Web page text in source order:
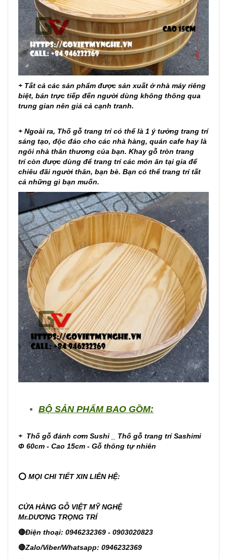
+ Tất cả các sản phẩm được sản xuất ở nhà máy riêng
biệt, bán trực tiếp đến người dùng không thông qua
trung gian nên giá cả cạnh tranh.
+ Ngoài ra, Thố gỗ trang trícó thể là 1 ý tưởng trang trí
sáng tạo, độc đáo cho các nhà hàng, quán cafe hay là
ngôi nhà thân thương của bạn. Khay gỗ tròn trang
trícòn được dùng để trang trí các món ăn tại gia để
chiêu đãi người thân, bạn bè. Bạn có thể trang trí tất
cả những gì bạn muốn.
BỘ SẢN PHẨM BAO GỒM:
+ Thố gỗ đánh cơm Sushi _ Thố gỗ trang trí Sashimi
Φ 60cm - Cao 15cm - Gỗ thông tự nhiên
⭕ MỌI CHI TIẾT XIN LIÊN HỆ:
CỬA HÀNG GỖ VIỆT MỸ NGHỆ
Mr.DƯƠNG TRỌNG TRÍ
🔴Điện thoại: 0946232369 - 0903020823
🔴Zalo/Viber/Whatsapp: 0946232369